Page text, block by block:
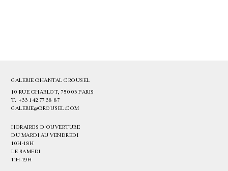
GALERIE CHANTAL CROUSEL
10 RUE CHARLOT, 75003 PARIS
T. +33 1 42 77 38 87
GALERIE@CROUSEL.COM
HORAIRES D'OUVERTURE
DU MARDI AU VENDREDI
10H-18H
LE SAMEDI
11H-19H